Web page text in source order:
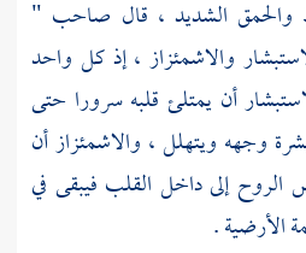
والحمق الشديد ، قال صاحب "
والاشمئزاز ، إذ كل واحد
أن يمتلئ قلبه سرورا حتى
وجهه ويتهلل ، والاشمئزاز أن
إلى داخل القلب فيبقى في
الأرضية .